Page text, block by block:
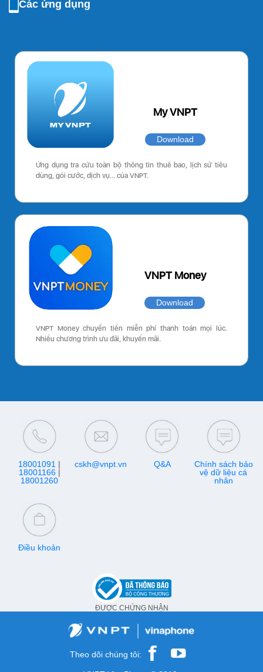
Các ứng dụng
My VNPT
Download
Ứng dụng tra cứu toàn bộ thông tin thuê bao, lịch sử tiêu
dùng, gói cước, dịch vụ… của VNPT.
VNPT Money
Download
VNPT Money chuyển tiền miễn phí thanh toán mọi lúc.
Nhiều chương trình ưu đãi, khuyến mãi.
18001091 |
18001166|
18001260
cskh@vnpt.vn Q&A
Chính sách bảo
vệ dữ liệu cá
nhân
Điều khoản
ĐƯỢC CHỨNG NHẬN
Theo dõi chúng tôi: